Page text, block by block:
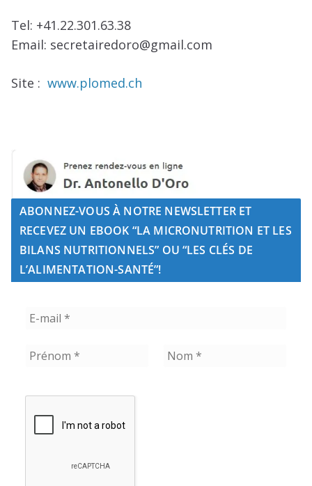
Tel: +41.22.301.63.38
Email: secretairedoro@gmail.com
Site : www.plomed.ch
ABONNEZ-VOUS À NOTRE NEWSLETTER ET
RECEVEZ UN EBOOK “LA MICRONUTRITION ET LES
BILANS NUTRITIONNELS” OU “LES CLÉS DE
L’ALIMENTATION-SANTÉ”!